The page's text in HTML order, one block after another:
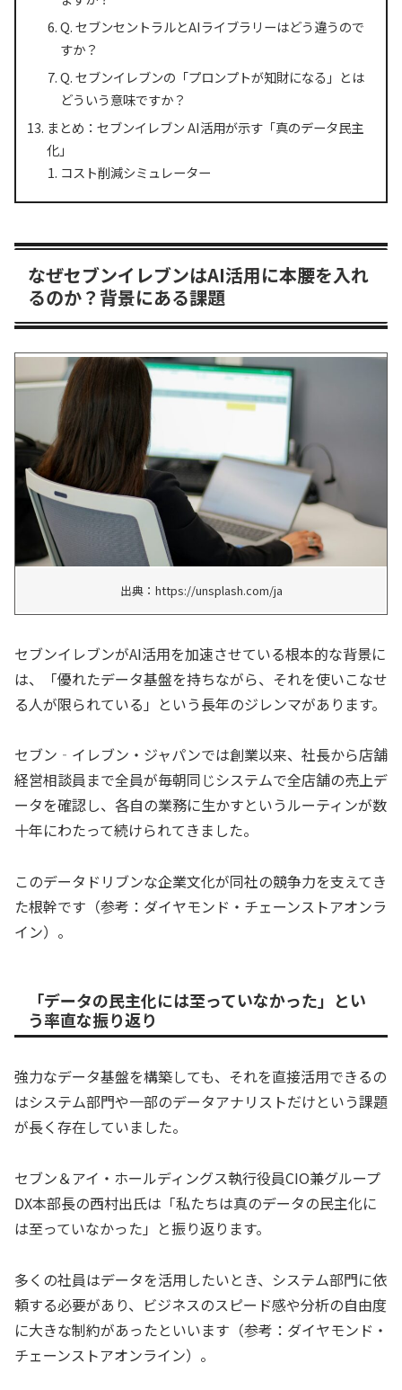
Q. セブンセントラルとAIライブラリーはどう違うので
すか？
Q. セブンイレブンの「プロンプトが知財になる」とは
どういう意味ですか？
まとめ：セブンイレブン AI活用が示す「真のデータ民主
化」
コスト削減シミュレーター
なぜセブンイレブンはAI活用に本腰を入れ
るのか？背景にある課題
出典：https://unsplash.com/ja
セブンイレブンがAI活用を加速させている根本的な背景に
は、「優れたデータ基盤を持ちながら、それを使いこなせ
る人が限られている」という長年のジレンマがあります。
セブン‐イレブン・ジャパンでは創業以来、社長から店舗
経営相談員まで全員が毎朝同じシステムで全店舗の売上デ
ータを確認し、各自の業務に生かすというルーティンが数
十年にわたって続けられてきました。
このデータドリブンな企業文化が同社の競争力を支えてき
た根幹です（参考：ダイヤモンド・チェーンストアオンラ
イン）。
「データの民主化には至っていなかった」とい
う率直な振り返り
強力なデータ基盤を構築しても、それを直接活用できるの
はシステム部門や一部のデータアナリストだけという課題
が長く存在していました。
セブン＆アイ・ホールディングス執行役員CIO兼グループ
DX本部長の西村出氏は「私たちは真のデータの民主化に
は至っていなかった」と振り返ります。
多くの社員はデータを活用したいとき、システム部門に依
頼する必要があり、ビジネスのスピード感や分析の自由度
に大きな制約があったといいます（参考：ダイヤモンド・
チェーンストアオンライン）。